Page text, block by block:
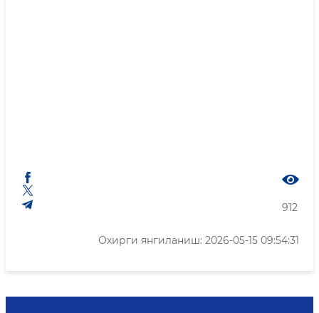
912
Охирги янгиланиш: 2026-05-15 09:54:31